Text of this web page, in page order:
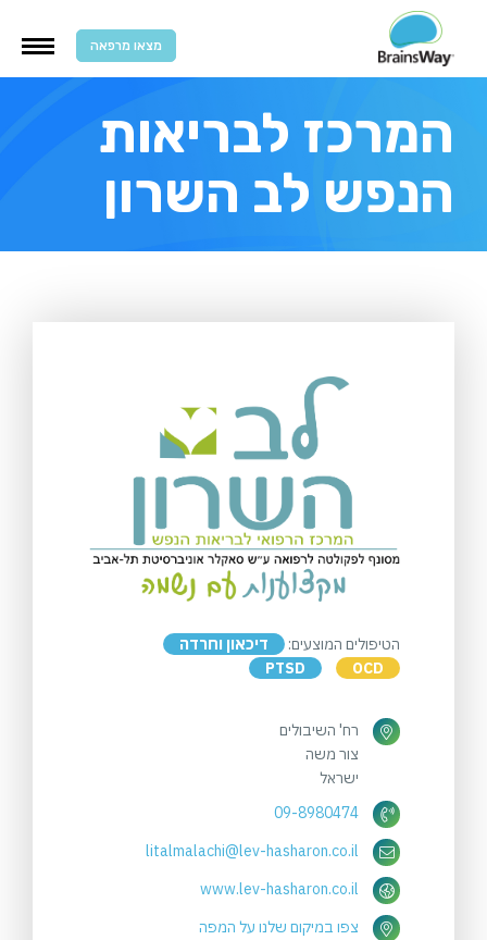
מצאו מרפאה
המרכז לבריאות
הנפש לב השרון
הטיפולים המוצעים:
דיכאון וחרדה
OCD
PTSD
רח' השיבולים
צור משה
ישראל
09-8980474
litalmalachi@lev-hasharon.co.il
www.lev-hasharon.co.il
צפו במיקום שלנו על המפה